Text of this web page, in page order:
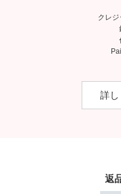
クレ
詳し
返